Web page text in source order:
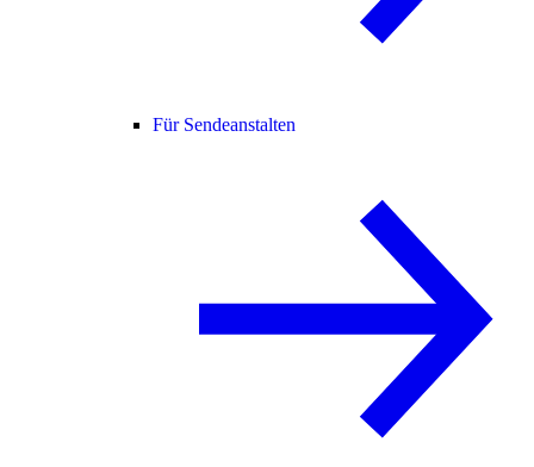
Für Sendeanstalten